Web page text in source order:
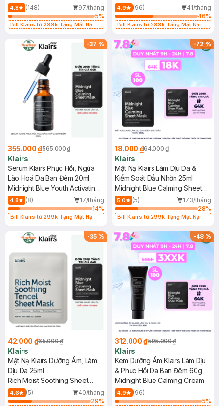
Toner
4.8 (148)
97/tháng
5%
Bill Klairs từ 299k Tặng Mặt Nạ
25ml (SL Có Hạn)
4.9 (96)
41/tháng
46%
Bill Klairs từ 299k Tặng Mặt Nạ
25ml (SL Có Hạn)
-37 %
355.000 ₫565.000 ₫
Klairs
Serum Klairs Phục Hồi, Ngừa
Lão Hoá Da Ban Đêm 20ml
Midnight Blue Youth Activating
Drop
4.8 (8)
17/tháng
14%
Bill Klairs từ 299k Tặng Mặt Nạ
25ml (SL Có Hạn)
-72%
18.000 ₫64.000 ₫
Klairs
Mặt Nạ Klairs Làm Dịu Da &
Kiểm Soát Dầu Nhờn 25ml
Midnight Blue Calming Sheet
Mask
5.0 (5)
173/tháng
28%
Bill Klairs từ 299k Tặng Mặt Nạ
25ml (SL Có Hạn)
-35 %
42.000 ₫65.000 ₫
Klairs
Mặt Nạ Klairs Dưỡng Ẩm, Làm
Dịu Da 25ml
Rich Moist Soothing Sheet
Mask
4.6 (5)
40/tháng
29%
-48%
312.000 ₫595.000 ₫
Klairs
Kem Dưỡng Ẩm Klairs Làm Dịu
& Phục Hồi Da Ban Đêm 60g
Midnight Blue Calming Cream
4.9
(96)
5%